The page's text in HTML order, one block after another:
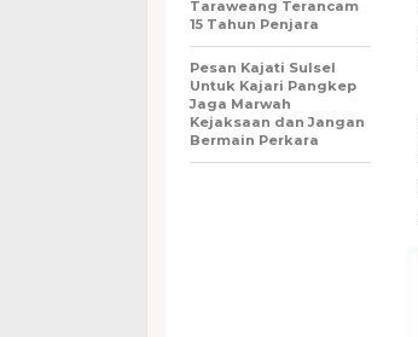
Taraweang Terancam
15 Tahun Penjara
Pesan Kajati Sulsel
Untuk Kajari Pangkep
Jaga Marwah
Kejaksaan dan Jangan
Bermain Perkara